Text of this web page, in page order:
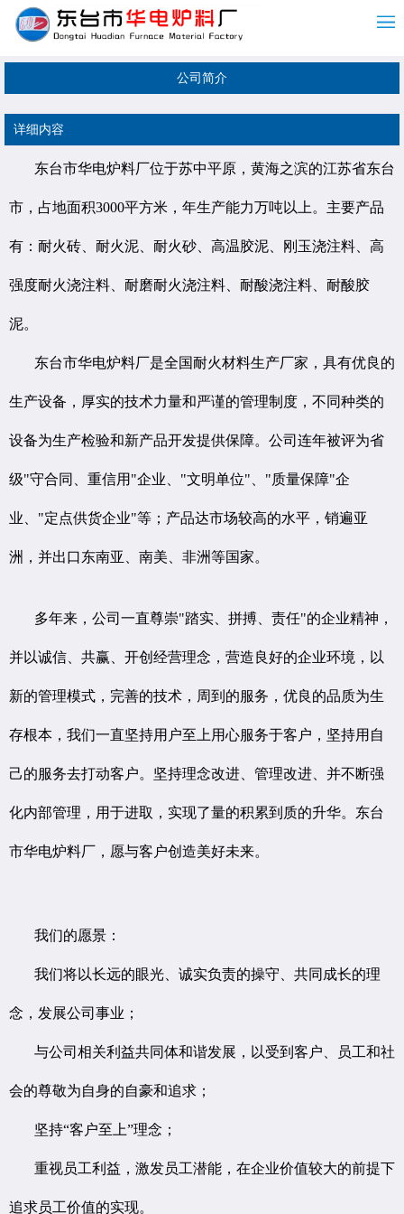
公司简介
详细内容
东台市华电炉料厂位于苏中平原，黄海之滨的江苏省东台
市，占地面积3000平方米，年生产能力万吨以上。主要产品
有：耐火砖、耐火泥、耐火砂、高温胶泥、刚玉浇注料、高
强度耐火浇注料、耐磨耐火浇注料、耐酸浇注料、耐酸胶
泥。
东台市华电炉料厂是全国耐火材料生产厂家，具有优良的
生产设备，厚实的技术力量和严谨的管理制度，不同种类的
设备为生产检验和新产品开发提供保障。公司连年被评为省
级"守合同、重信用"企业、"文明单位"、"质量保障"企
业、"定点供货企业"等；产品达市场较高的水平，销遍亚
洲，并出口东南亚、南美、非洲等国家。
多年来，公司一直尊崇"踏实、拼搏、责任"的企业精神，
并以诚信、共赢、开创经营理念，营造良好的企业环境，以
新的管理模式，完善的技术，周到的服务，优良的品质为生
存根本，我们一直坚持用户至上用心服务于客户，坚持用自
己的服务去打动客户。坚持理念改进、管理改进、并不断强
化内部管理，用于进取，实现了量的积累到质的升华。东台
市华电炉料厂，愿与客户创造美好未来。
我们的愿景：
我们将以长远的眼光、诚实负责的操守、共同成长的理
念，发展公司事业；
与公司相关利益共同体和谐发展，以受到客户、员工和社
会的尊敬为自身的自豪和追求；
坚持“客户至上”理念；
重视员工利益，激发员工潜能，在企业价值较大的前提下
追求员工价值的实现。